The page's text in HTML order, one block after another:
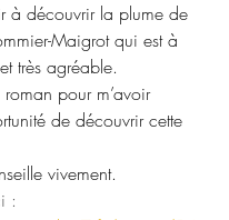
à découvrir la plume de
Maigrot qui est à
très agréable.
pour m’avoir
de découvrir cette
vivement.
: